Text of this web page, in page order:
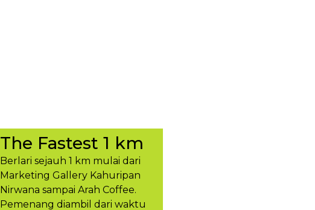
The Fastest 1 km
Berlari sejauh 1 km mulai dari
Marketing Gallery Kahuripan
Nirwana sampai Arah Coffee.
Pemenang diambil dari waktu